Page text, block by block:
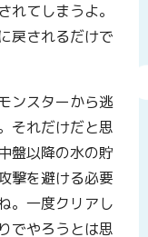
てしまうよ。
戻されるだけで
ンスターから逃
それだけだと思
盤以降の水の貯
撃を避ける必要
。一度クリアし
でやろうとは思